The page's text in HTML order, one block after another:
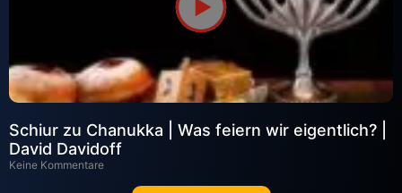
Schiur zu Chanukka | Was feiern wir eigentlich? |
David Davidoff
Keine Kommentare